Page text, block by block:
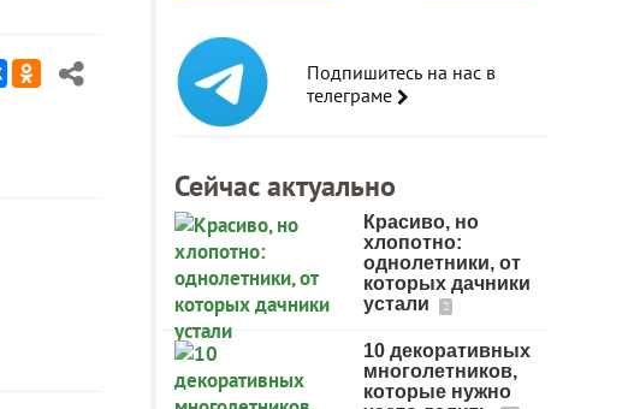
Подпишитесь на нас в
телеграме
Сейчас актуально
Красиво, но
хлопотно:
однолетники, от
которых дачники
устали
2
10 декоративных
многолетников,
которые нужно